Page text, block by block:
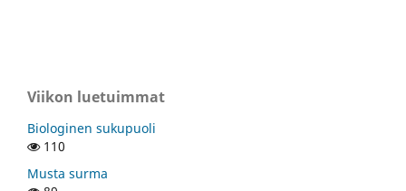
Viikon luetuimmat
Biologinen sukupuoli
110
Musta surma